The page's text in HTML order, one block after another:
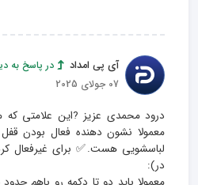
آی پی امداد
در پاسخ به
07 جولای 2025
درود محمدی عزیز ?این علامتی
لباسشویی هست.✅ برای غیرفعال